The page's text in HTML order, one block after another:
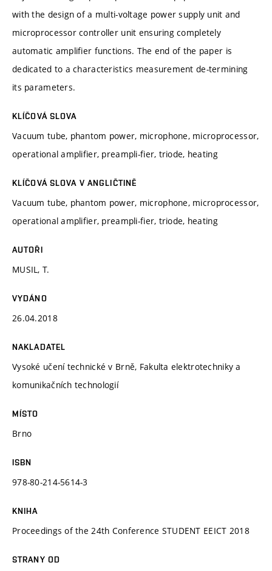
with the design of a multi-voltage power supply unit and
microprocessor controller unit ensuring completely
automatic amplifier functions. The end of the paper is
dedicated to a characteristics measurement de-termining
its parameters.
KLÍČOVÁ SLOVA
Vacuum tube, phantom power, microphone, microprocessor,
operational amplifier, preampli-fier, triode, heating
KLÍČOVÁ SLOVA V ANGLIČTINĚ
Vacuum tube, phantom power, microphone, microprocessor,
operational amplifier, preampli-fier, triode, heating
AUTOŘI
MUSIL, T.
VYDÁNO
26.04.2018
NAKLADATEL
Vysoké učení technické v Brně, Fakulta elektrotechniky a
komunikačních technologií
MÍSTO
Brno
ISBN
978-80-214-5614-3
KNIHA
Proceedings of the 24th Conference STUDENT EEICT 2018
STRANY OD